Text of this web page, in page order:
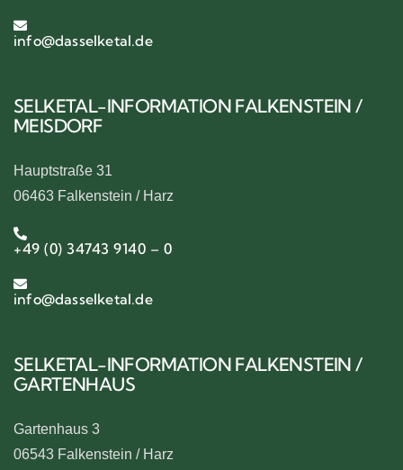
info@dasselketal.de
SELKETAL-INFORMATION FALKENSTEIN /
MEISDORF
Hauptstraße 31
06463 Falkenstein / Harz
+49 (0) 34743 9140 – 0
info@dasselketal.de
SELKETAL-INFORMATION FALKENSTEIN /
GARTENHAUS
Gartenhaus 3
06543 Falkenstein / Harz